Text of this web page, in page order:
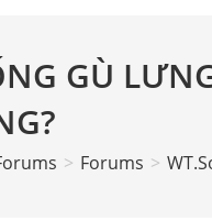
GÙ
> Forums >